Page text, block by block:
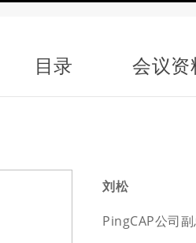
目录 会议资
刘松
PingCAP公司